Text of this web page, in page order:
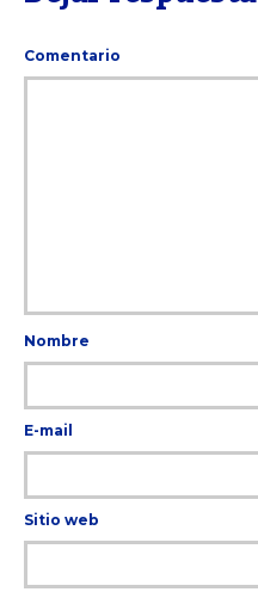
Comentario
Nombre
E-mail
Sitio web